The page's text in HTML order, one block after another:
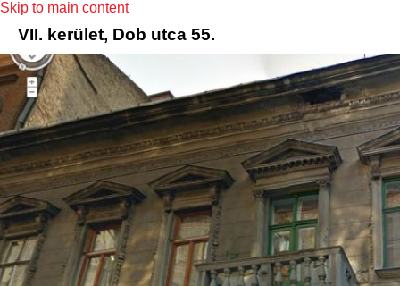
Skip to main content
VII. kerület, Dob utca 55.